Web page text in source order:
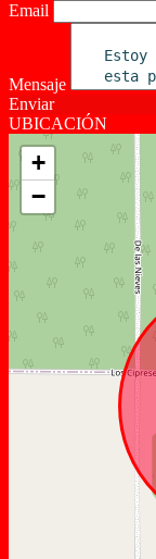
Email
Mensaje
Enviar
UBICACIÓN
+
−